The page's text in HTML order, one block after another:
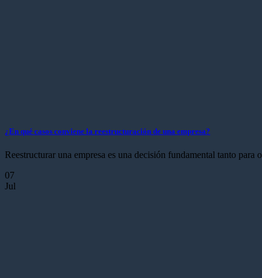
¿En qué casos conviene la reestructuración de una empresa?
Reestructurar una empresa es una decisión fundamental tanto
07
Jul